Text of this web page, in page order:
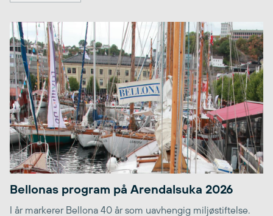
Bellonas program på Arendalsuka 2026
I år markerer Bellona 40 år som uavhengig miljøstiftelse.